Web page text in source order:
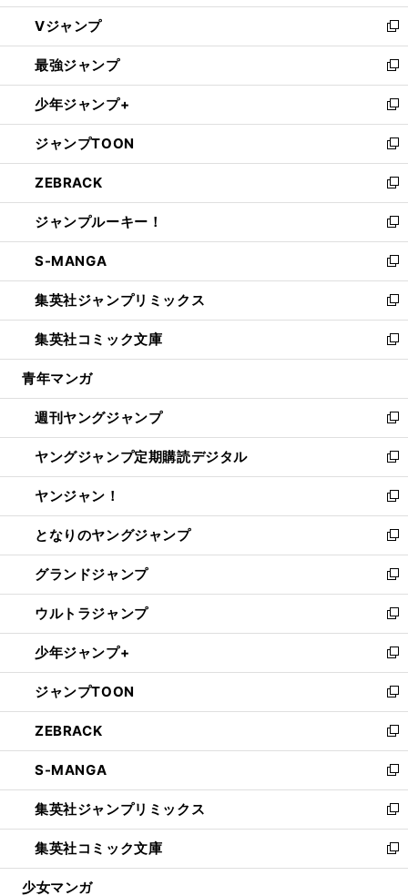
ウ
ィ
ン
ド
ウ
で
開
く
し
い
ウ
ィ
ン
ド
ウ
で
開
く
Vジャンプ
新
し
い
ウ
ィ
ン
ド
ウ
で
開
く
最強ジャンプ
新
し
い
ウ
ィ
ン
ド
ウ
で
開
く
少年ジャンプ+
新
し
い
ウ
ィ
ン
ド
ウ
で
開
く
ジャンプTOON
新
し
い
ウ
ィ
ン
ド
ウ
で
開
く
ZEBRACK
新
し
い
ウ
ィ
ン
ド
ウ
で
開
ジャンプルーキー！
新
し
い
ウ
ィ
ン
ド
ウ
開
く
S-MANGA
新
し
い
ウ
ィ
ン
ウ
で
開
く
集英社ジャンプリミックス
新
し
い
ウ
ン
ド
ウ
で
開
く
集英社コミック文庫
新
し
ウ
ィ
ン
ド
ウ
で
開
く
青年マンガ
週刊ヤングジャンプ
新
し
い
ウ
ィ
ン
ド
ウ
で
開
く
ヤングジャンプ定期購読デジタル
新
し
い
ウ
ィ
ン
ド
ウ
で
開
く
ヤンジャン！
新
し
い
ウ
ィ
ン
ド
ウ
で
開
く
となりのヤングジャンプ
新
し
い
ウ
ィ
ン
ド
ウ
で
開
く
グランドジャンプ
新
し
い
ウ
ィ
ン
ド
ウ
で
開
く
ウルトラジャンプ
新
し
い
ウ
ィ
ン
ド
ウ
で
開
く
少年ジャンプ+
新
し
い
ウ
ィ
ン
ド
ウ
で
開
く
ジャンプTOON
新
し
い
ウ
ィ
ン
ド
ウ
で
開
ZEBRACK
新
し
い
ウ
ィ
ン
ド
ウ
S-MANGA
新
し
い
ウ
ィ
ン
集英社ジャンプリミックス
新
し
い
ウ
集英社コミック文庫
新
し
少女マンガ